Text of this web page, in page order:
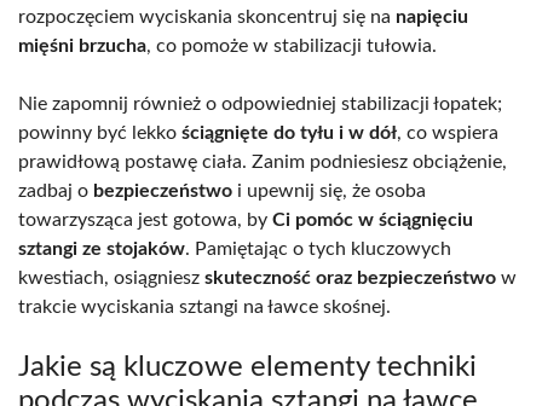
rozpoczęciem wyciskania skoncentruj się na napięciu
mięśni brzucha, co pomoże w stabilizacji tułowia.
Nie zapomnij również o odpowiedniej stabilizacji łopatek;
powinny być lekko ściągnięte do tyłu i w dół, co wspiera
prawidłową postawę ciała. Zanim podniesiesz obciążenie,
zadbaj o bezpieczeństwo i upewnij się, że osoba
towarzysząca jest gotowa, by Ci pomóc w ściągnięciu
sztangi ze stojaków. Pamiętając o tych kluczowych
kwestiach, osiągniesz skuteczność oraz bezpieczeństwo w
trakcie wyciskania sztangi na ławce skośnej.
Jakie są kluczowe elementy techniki